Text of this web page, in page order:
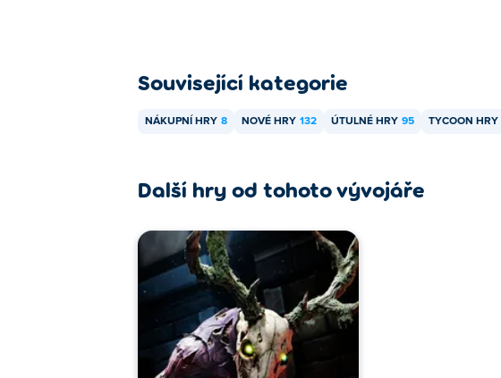
Související kategorie
NÁKUPNÍ HRY 8 NOVÉ HRY 132 ÚTULNÉ HRY 95 TYCOON HRY
Další hry od tohoto vývojáře